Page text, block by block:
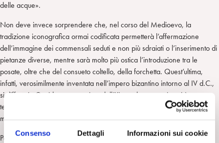
Consenso Dettagli Informazioni sui cookie
delle acque».
Non deve invece sorprendere che, nel corso del Medioevo, la
tradizione iconografica ormai codificata permetterà l’affermazione
dell’immagine dei commensali seduti e non più sdraiati o l’inserimento di
pietanze diverse, mentre sarà molto più ostica l’introduzione tra le
posate, oltre che del consueto coltello, della forchetta. Quest’ultima,
infatti, verosimilmente inventata nell’impero bizantino intorno al IV d.C.,
si diffuse in Occidente non prima dell’XI secolo, epoca in cui è
testimoniata soprattutto in immagini di banchetti profani illustrati nei
manoscritti , mentre è rarissimo trovarla nelleUltime Cene.
Per spiegare questa particolarità va ricordato che quell’oggetto, oggi